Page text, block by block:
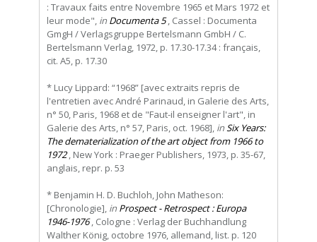
: Travaux faits entre Novembre 1965 et Mars 1972 et
leur mode", in Documenta 5, Cassel : Documenta
GmgH / Verlagsgruppe Bertelsmann GmbH / C.
Bertelsmann Verlag, 1972, p. 17.30-17.34 : français,
cit. A5, p. 17.30
* Lucy Lippard: “1968” [avec extraits repris de
l'entretien avec André Parinaud, in Galerie des Arts,
n° 50, Paris, 1968 et de "Faut-il enseigner l'art", in
Galerie des Arts, n° 57, Paris, oct. 1968], inSix Years:
The dematerialization of the art object from 1966 to
1972, New York : Praeger Publishers, 1973, p. 35-67,
anglais, repr. p. 53
* Benjamin H. D. Buchloh, John Matheson:
[Chronologie], in Prospect - Retrospect : Europa
1946-1976, Cologne : Verlag der Buchhandlung
Walther König, octobre 1976, allemand, list. p. 120